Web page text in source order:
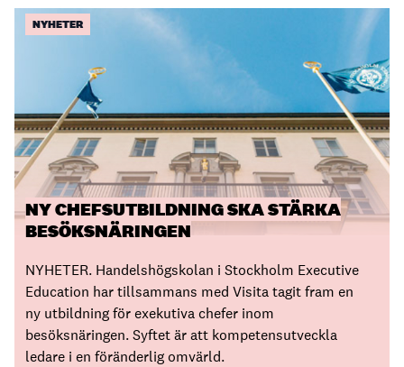
NYHETER
NY CHEFSUTBILDNING SKA STÄRKA
BESÖKSNÄRINGEN
NYHETER. Handelshögskolan i Stockholm Executive
Education har tillsammans med Visita tagit fram en
ny utbildning för exekutiva chefer inom
besöksnäringen. Syftet är att kompetensutveckla
ledare i en föränderlig omvärld.